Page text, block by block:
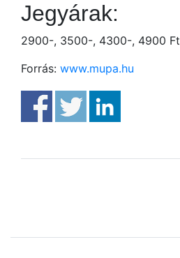
Jegyárak:
2900-, 3500-, 4300-, 4900 Ft
Forrás: www.mupa.hu